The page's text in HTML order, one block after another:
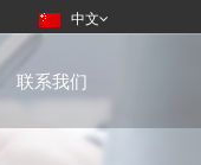
中文
联系我们